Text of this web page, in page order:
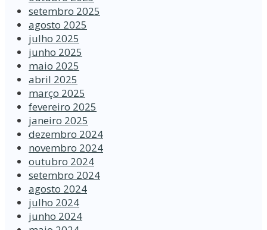
setembro 2025
agosto 2025
julho 2025
junho 2025
maio 2025
abril 2025
março 2025
fevereiro 2025
janeiro 2025
dezembro 2024
novembro 2024
outubro 2024
setembro 2024
agosto 2024
julho 2024
junho 2024